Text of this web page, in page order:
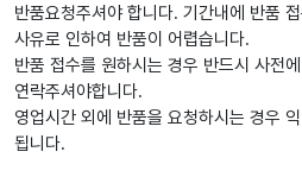
반품요청주셔야 합니다. 기간내에 반품
사유로 인하여 반품이 어렵습니다.
반품 접수를 원하시는 경우 반드시 사전
연락주셔야합니다.
영업시간 외에 반품을 요청하시는 경우
됩니다.